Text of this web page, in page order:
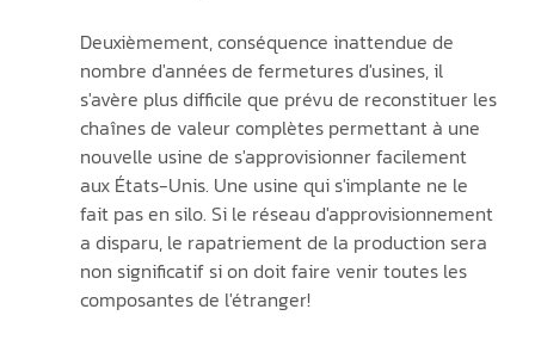
Deuxièmement, conséquence inattendue de
nombre d'années de fermetures d'usines, il
s'avère plus difficile que prévu de reconstituer les
chaînes de valeur complètes permettant à une
nouvelle usine de s'approvisionner facilement
aux États-Unis. Une usine qui s'implante ne le
fait pas en silo. Si le réseau d'approvisionnement
a disparu, le rapatriement de la production sera
non significatif si on doit faire venir toutes les
composantes de l'étranger!